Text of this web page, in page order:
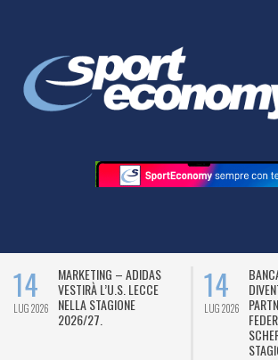
14
LUG 2026
MARKETING – ADIDAS
VESTIRÀ L’U.S. LECCE
NELLA STAGIONE
2026/27.
14
LUG 2026